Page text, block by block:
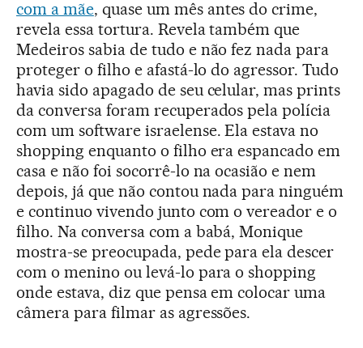
com a mãe, quase um mês antes do crime,
revela essa tortura. Revela também que
Medeiros sabia de tudo e não fez nada para
proteger o filho e afastá-lo do agressor. Tudo
havia sido apagado de seu celular, mas prints
da conversa foram recuperados pela polícia
com um software israelense. Ela estava no
shopping enquanto o filho era espancado em
casa e não foi socorrê-lo na ocasião e nem
depois, já que não contou nada para ninguém
e continuo vivendo junto com o vereador e o
filho. Na conversa com a babá, Monique
mostra-se preocupada, pede para ela descer
com o menino ou levá-lo para o shopping
onde estava, diz que pensa em colocar uma
câmera para filmar as agressões.